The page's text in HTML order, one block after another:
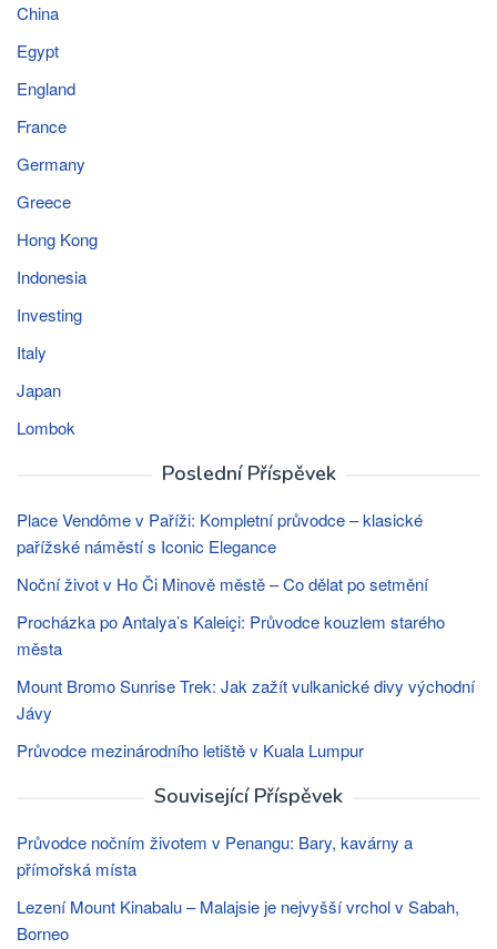
China
Egypt
England
France
Germany
Greece
Hong Kong
Indonesia
Investing
Italy
Japan
Lombok
Poslední Příspěvek
Place Vendôme v Paříži: Kompletní průvodce – klasické
pařížské náměstí s Iconic Elegance
Noční život v Ho Či Minově městě – Co dělat po setmění
Procházka po Antalya’s Kaleiçi: Průvodce kouzlem starého
města
Mount Bromo Sunrise Trek: Jak zažít vulkanické divy východní
Jávy
Průvodce mezinárodního letiště v Kuala Lumpur
Související Příspěvek
Průvodce nočním životem v Penangu: Bary, kavárny a
přímořská místa
Lezení Mount Kinabalu – Malajsie je nejvyšší vrchol v Sabah,
Borneo